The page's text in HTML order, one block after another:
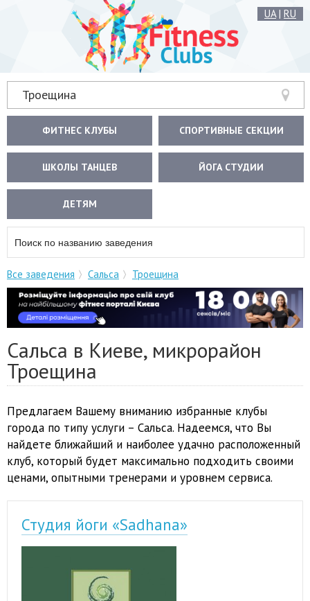
UA| RU
Троещина
ФИТНЕС КЛУБЫ СПОРТИВНЫЕ СЕКЦИИ
ШКОЛЫ ТАНЦЕВ ЙОГА СТУДИИ
ДЕТЯМ
Все заведения Сальса Троещина
Сальса в Киеве, микрорайон
Троещина
Предлагаем Вашему вниманию избранные клубы
города по типу услуги – Сальса. Надеемся, что Вы
найдете ближайший и наиболее удачно расположенный
клуб, который будет максимально подходить своими
ценами, опытными тренерами и уровнем сервиса.
Студия йоги «Sadhana»